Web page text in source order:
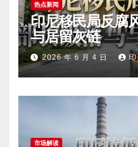
热点新闻
印尼移民局反腐
与居留灰链
2026 年 6 月 4 日 印
市场解读